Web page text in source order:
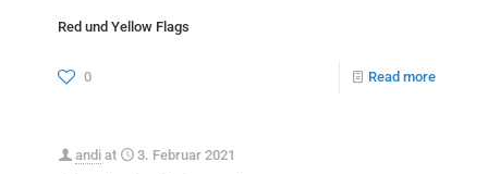
Red und Yellow Flags
0 Read more
andi at 3. Februar 2021